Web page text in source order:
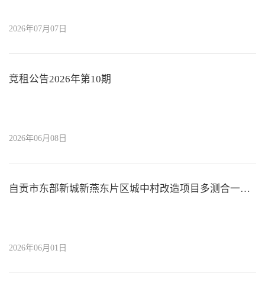
2026年07月07日
竞租公告2026年第10期
2026年06月08日
自贡市东部新城新燕东片区城中村改造项目多测合一服务采购项目招标公告
2026年06月01日